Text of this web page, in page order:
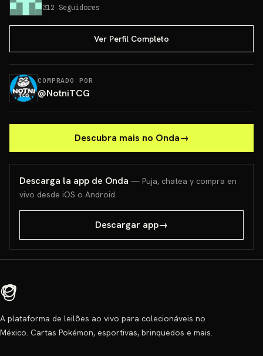
312 Seguidores
Ver Perfil Completo
COMPRADO POR
@NotniTCG
Descubra mais no Onda→
Descarga la app de Onda — Puja, chatea y compra en
vivo desde iOS o Android.
Descargar app→
A plataforma de leilões ao vivo para colecionáveis no
México. Cartas Pokémon, esportivas, brinquedos e mais.